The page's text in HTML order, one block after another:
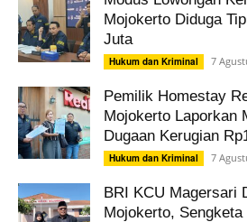
Mojokerto Diduga
Juta
Hukum dan Kriminal 7
Pemilik Homestay
Mojokerto Laporkan
Dugaan Kerugian
Hukum dan Kriminal 7
BRI KCU Magersari
Mojokerto,